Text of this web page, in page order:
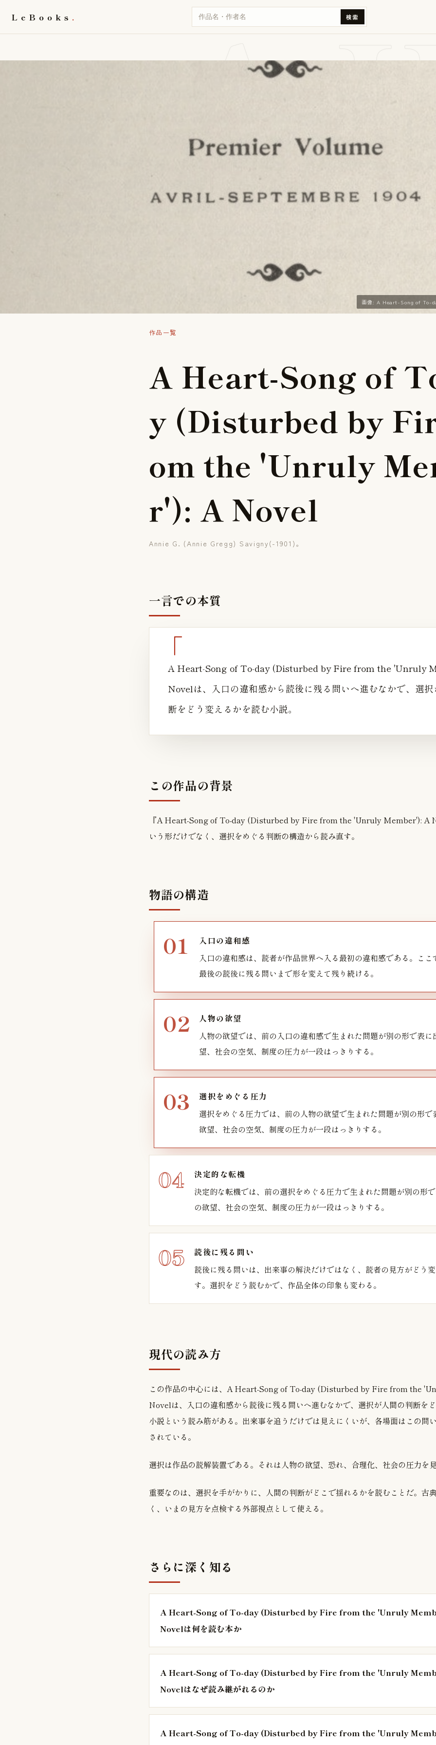
LeBooks 検索
A
画像: A Heart-Song of To-
作品一覧
A Heart-Song ofT
y (Disturbed by Fi
om the 'Unruly Me
r'): A Novel
Annie G. (Annie Gregg) Savigny(-1901)。
一言での本質
A Heart-Song of To-day (Disturbed by Fire from the 'Unruly
Novelは、入口の違和感から読後に残る問いへ進むなかで、選
断をどう変えるかを読む小説。
この作品の背景
『A Heart-Song of To-day (Disturbed by Fire from the 'Unruly Member'): A
いう形だけでなく、選択をめぐる判断の構造から読み直す。
物語の構造
入口の違和感
入口の違和感は、読者が作品世界へ入る最初の違和感である。ここ
最後の読後に残る問いまで形を変えて残り続ける。
人物の欲望
人物の欲望では、前の入口の違和感で生まれた問題が別の形で表に
望、社会の空気、制度の圧力が一段はっきりする。
選択をめぐる圧力
選択をめぐる圧力では、前の人物の欲望で生まれた問題が別の形で
欲望、社会の空気、制度の圧力が一段はっきりする。
決定的な転機
決定的な転機では、前の選択をめぐる圧力で生まれた問題が別の形
の欲望、社会の空気、制度の圧力が一段はっきりする。
読後に残る問い
読後に残る問いは、出来事の解決だけではなく、読者の見方がどう
す。選択をどう読むかで、作品全体の印象も変わる。
現代の読み方
この作品の中心には、A Heart-Song of To-day (Disturbed by Fire from the
Novelは、入口の違和感から読後に残る問いへ進むなかで、選択が人間の判断を
小説という読み筋がある。出来事を追うだけでは見えにくいが、各場面はこの問
されている。
選択は作品の読解装置である。それは人物の欲望、恐れ、合理化、社会の圧力を
重要なのは、選択を手がかりに、人間の判断がどこで揺れるかを読むことだ。古
く、いまの見方を点検する外部視点として使える。
さらに深く知る
A Heart-Song of To-day (Disturbed by Fire from the 'Unruly
Novelは何を読む本か
A Heart-Song of To-day (Disturbed by Fire from the 'Unruly
Novelはなぜ読み継がれるのか
A Heart-Song of To-day (Disturbed by Fire from the 'Unruly